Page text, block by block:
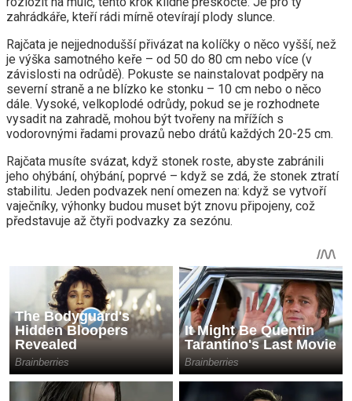
zahrádkáře, kteří rádi mírně otevírají plody slunce.
Rajčata je nejjednodušší přivázat na kolíčky o něco vyšší, než
je výška samotného keře – od 50 do 80 cm nebo více (v
závislosti na odrůdě). Pokuste se nainstalovat podpěry na
severní straně a ne blízko ke stonku – 10 cm nebo o něco
dále. Vysoké, velkoplodé odrůdy, pokud se je rozhodnete
vysadit na zahradě, mohou být tvořeny na mřížích s
vodorovnými řadami provazů nebo drátů každých 20-25 cm.
Rajčata musíte svázat, když stonek roste, abyste zabránili
jeho ohýbání, ohýbání, poprvé – když se zdá, že stonek ztratí
stabilitu. Jeden podvazek není omezen na: když se vytvoří
vaječníky, výhonky budou muset být znovu připojeny, což
představuje až čtyři podvazky za sezónu.